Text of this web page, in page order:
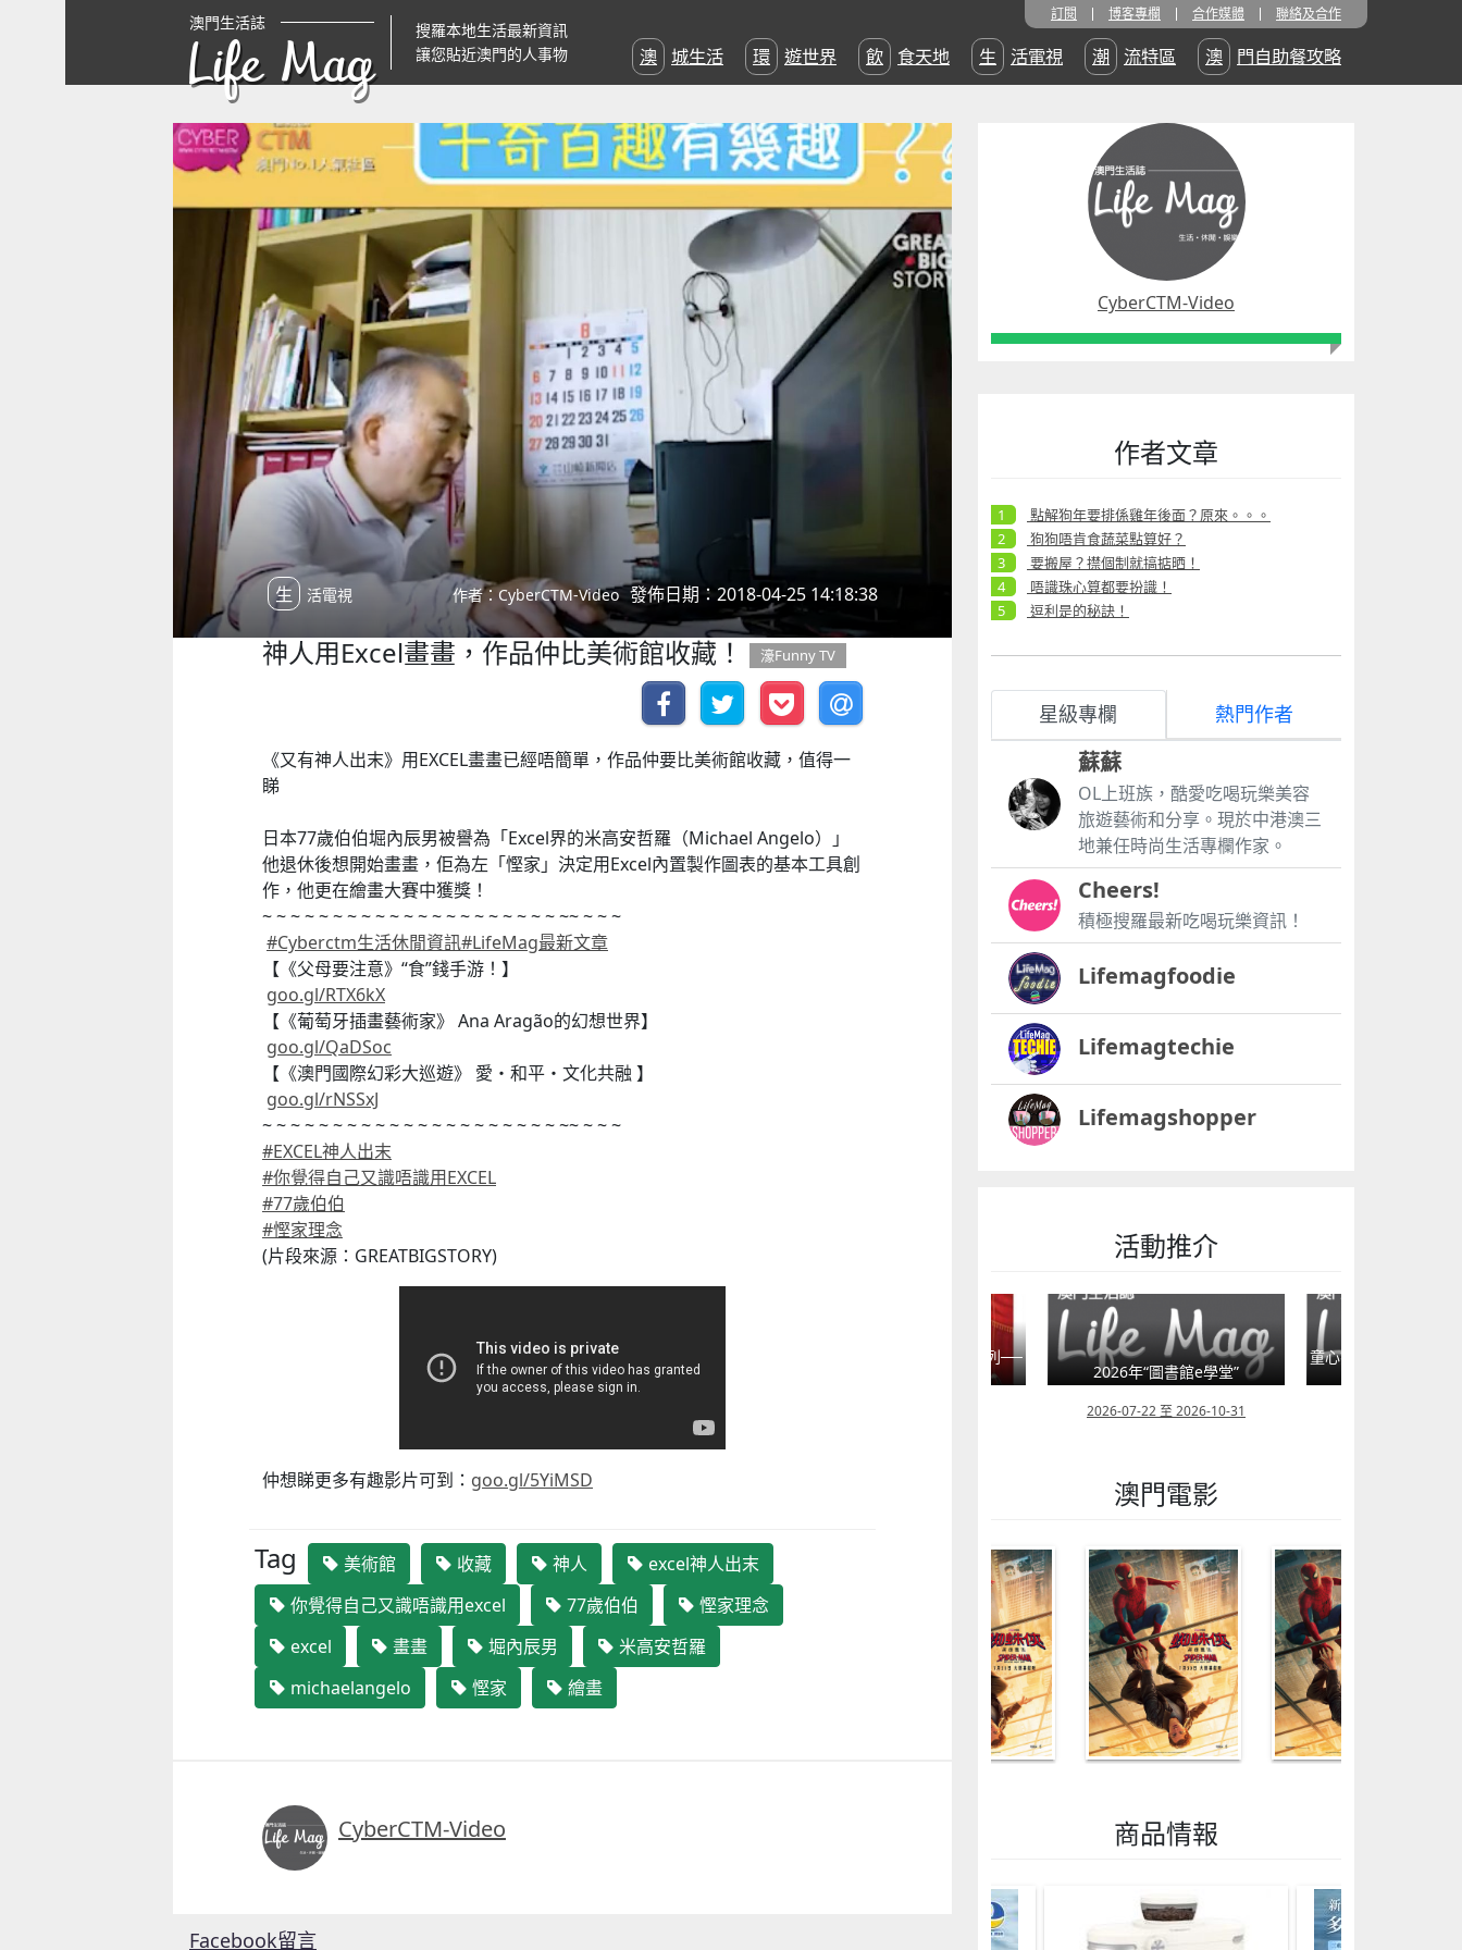
澳門生活誌
Life Mag
搜羅本地生活最新資訊
讓您貼近澳門的人事物
訂閱 博客專欄 合作媒體 聯絡及合作
澳城生活 環遊世界 飲食天地 生活電視 潮流特區 澳門自助餐攻略
生活電視 作者：CyberCTM-Video 發佈日期：2018-04-25 14:18:38
神人用Excel畫畫，作品仲比美術館收藏！ 濠Funny TV
《又有神人出末》用EXCEL畫畫已經唔簡單，作品仲要比美術館收藏，值得一
睇
日本77歲伯伯堀內辰男被譽為「Excel界的米高安哲羅（Michael Angelo）」
他退休後想開始畫畫，佢為左「慳家」決定用Excel內置製作圖表的基本工具創
作，他更在繪畫大賽中獲獎！
~ ~ ~ ~ ~ ~ ~ ~ ~ ~ ~ ~ ~ ~ ~ ~ ~ ~ ~ ~ ~ ~~ ~ ~ ~
#Cyberctm生活休閒資訊#LifeMag最新文章
【《父母要注意》“食”錢手游！】
goo.gl/RTX6kX
【《葡萄牙插畫藝術家》 Ana Aragão的幻想世界】
goo.gl/QaDSoc
【《澳門國際幻彩大巡遊》 愛・和平・文化共融 】
goo.gl/rNSSxJ
~ ~ ~ ~ ~ ~ ~ ~ ~ ~ ~ ~ ~ ~ ~ ~ ~ ~ ~ ~ ~ ~~ ~ ~ ~
#EXCEL神人出末
#你覺得自己又識唔識用EXCEL
#77歲伯伯
#慳家理念
(片段來源：GREATBIGSTORY)
仲想睇更多有趣影片可到： goo.gl/5YiMSD
Tag 美術館 收藏 神人
excel神人出末
你覺得自己又識唔識用excel
77歲伯伯
慳家理念
excel
畫畫 堀內辰男
米高安哲羅
michaelangelo
慳家 繪畫
CyberCTM-Video
Facebook留言
CyberCTM-Video
作者文章
點解狗年要排係雞年後面？原來。。。
狗狗唔肯食蔬菜點算好？
要搬屋？㩒個制就搞掂晒！
唔識珠心算都要扮識！
逗利是的秘訣！
星級專欄 熱門作者
蘇蘇
OL上班族，酷愛吃喝玩樂美容
旅遊藝術和分享。現於中港澳三
地兼任時尚生活專欄作家。
Cheers!
積極搜羅最新吃喝玩樂資訊！
Lifemagfoodie
Lifemagtechie
Lifemagshopper
活動推介
菲律賓亮點文創活動（遊戲開發博
覽會及動畫節）
童心探秘澳門的“中國第一”系列──
2026年“圖書館e學堂”
2026-07-22 至 2026-10-31
童心探秘澳門的“中國
澳門電影
商品情報